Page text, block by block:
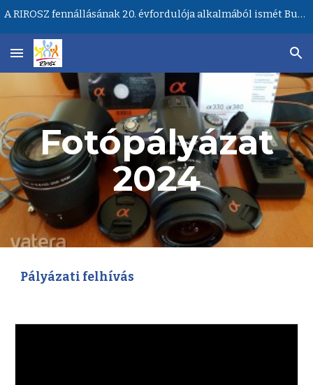
A RIROSZ fennállásának 20. évfordulója alkalmából ismét Budapesten lesz a Ritka Betegségek Világnapja központi rendezvénye!
Fotópályázat
2024
Pályázati felhívás